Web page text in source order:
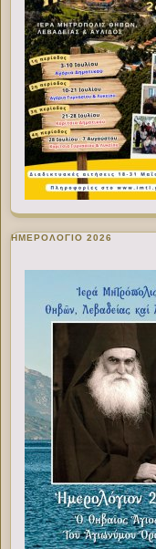
ΗΜΕΡΟΛΟΓΙΟ 2026